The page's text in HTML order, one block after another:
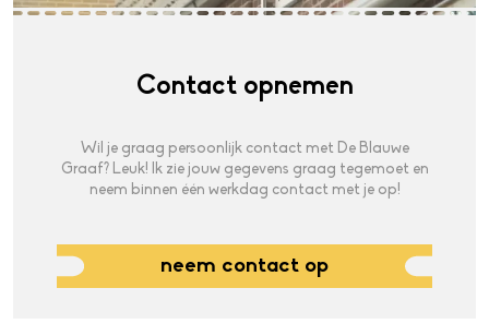
Contact opnemen
Wil je graag persoonlijk contact met De Blauwe
Graaf? Leuk! Ik zie jouw gegevens graag tegemoet en
neem binnen één werkdag contact met je op!
neem contact op
Pakketten
Onze trouwvideo's
Over de Blauwe Graaf